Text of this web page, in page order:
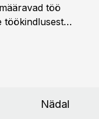
töö
töökindlusest
Nädal